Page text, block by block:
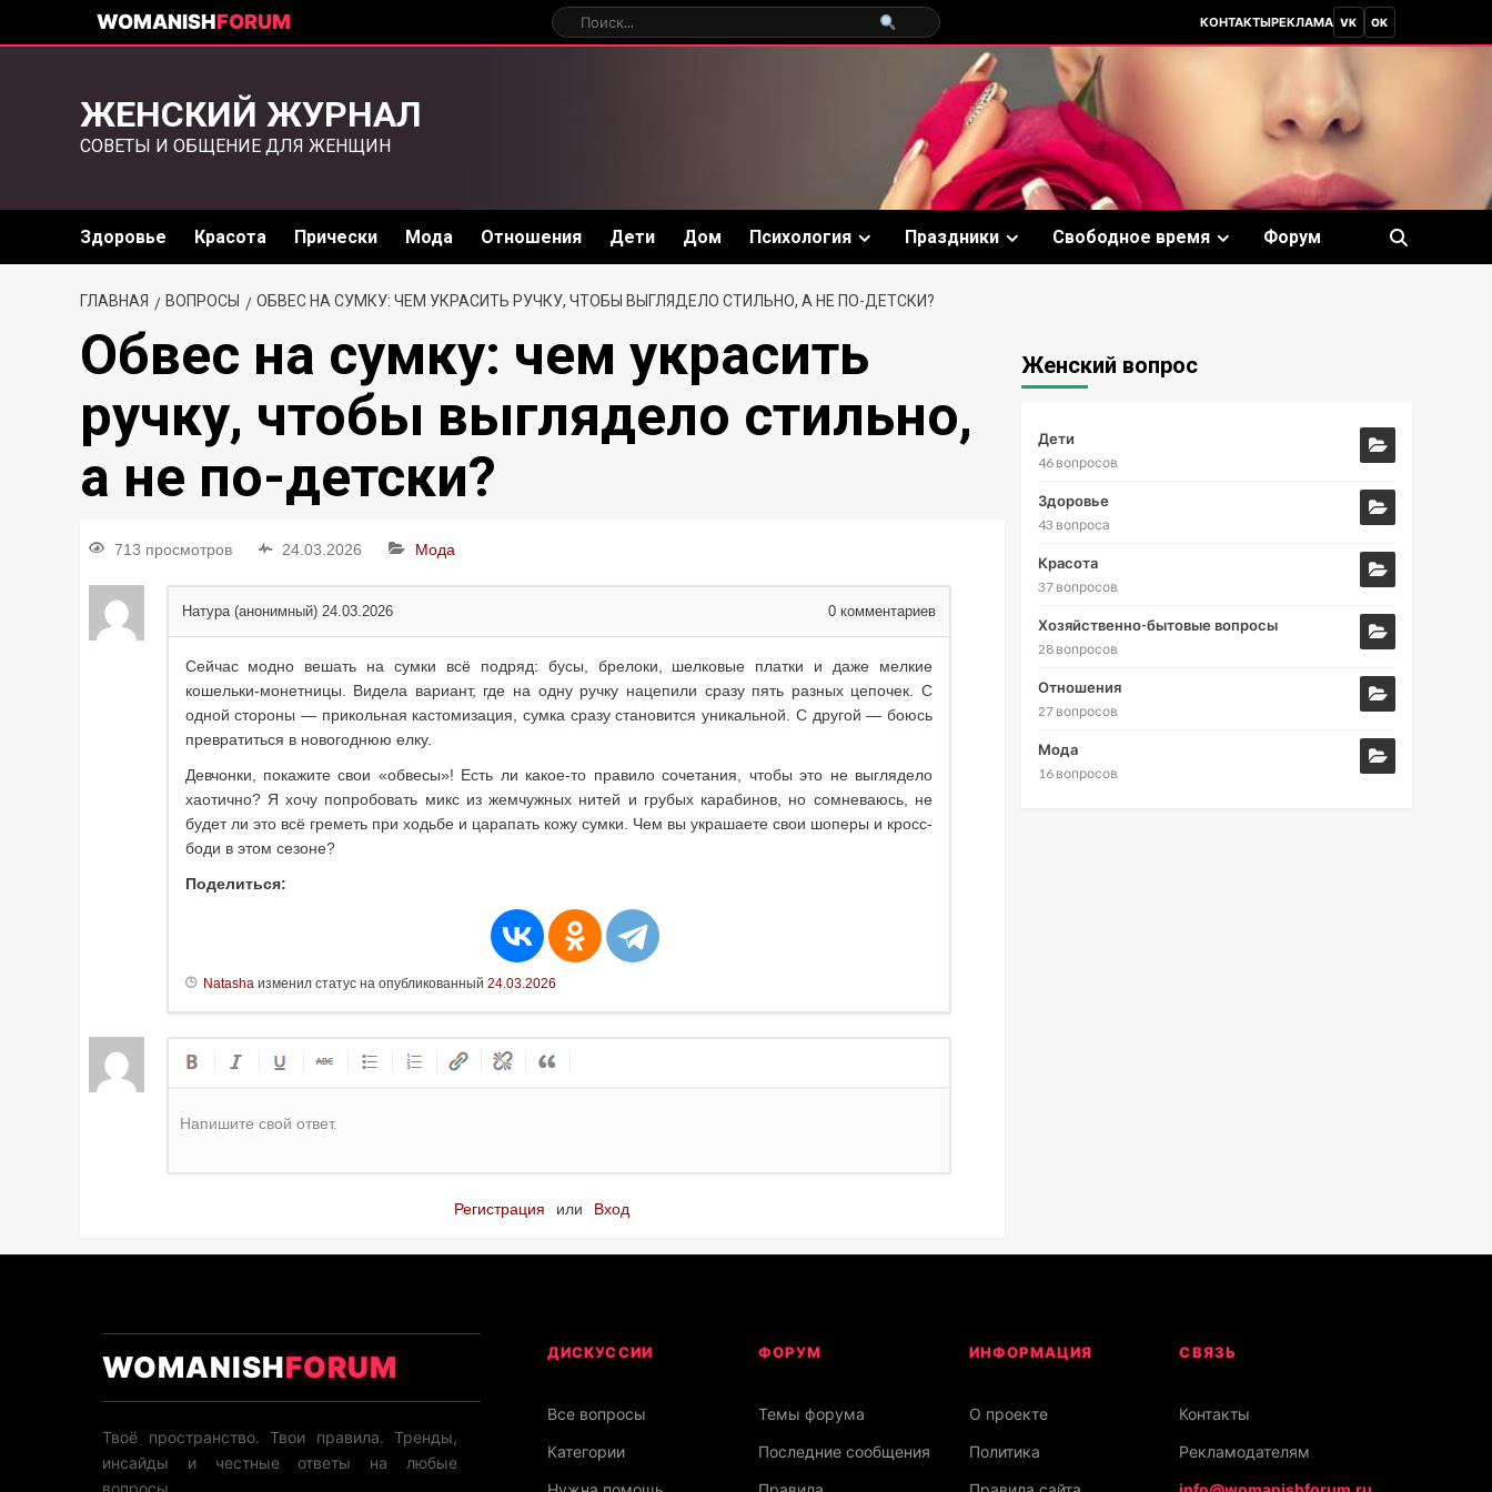
WOMANISHFORUM КОНТАКТЫРЕКЛАМА VK OK
ЖЕНСКИЙ ЖУРНАЛ
СОВЕТЫ И ОБЩЕНИЕ ДЛЯ ЖЕНЩИН
Здоровье Красота Прически Мода Отношения Дети Дом Психология Праздники Свободное время Форум
ГЛАВНАЯ ВОПРОСЫ ОБВЕС НА СУМКУ: ЧЕМ УКРАСИТЬ РУЧКУ, ЧТОБЫ ВЫГЛЯДЕЛО СТИЛЬНО, А НЕ ПО-ДЕТСКИ?
Обвес на сумку: чем украсить
ручку, чтобы выглядело стильно,
а не по-детски?
713 просмотров 24.03.2026 Мода
Натура (анонимный) 24.03.2026 0 комментариев
Сейчас модно вешать на сумки всё подряд: бусы, брелоки, шелковые платки и даже мелкие
кошельки-монетницы. Видела вариант, где на одну ручку нацепили сразу пять разных цепочек. С
одной стороны — прикольная кастомизация, сумка сразу становится уникальной. С другой — боюсь
превратиться в новогоднюю елку.
Девчонки, покажите свои «обвесы»! Есть ли какое-то правило сочетания, чтобы это не выглядело
хаотично? Я хочу попробовать микс из жемчужных нитей и грубых карабинов, но сомневаюсь, не
будет ли это всё греметь при ходьбе и царапать кожу сумки. Чем вы украшаете свои шоперы и кросс-
боди в этом сезоне?
Поделиться:
Natasha изменил статус на опубликованный 24.03.2026
Напишите свой ответ.
Регистрация или Вход
Женский вопрос
Дети
46 вопросов
Здоровье
43 вопроса
Красота
37 вопросов
Хозяйственно-бытовые вопросы
28 вопросов
Отношения
27 вопросов
Мода
16 вопросов
WOMANISHFORUM
Твоё пространство. Твои правила. Тренды,
инсайды и честные ответы на любые
вопросы.
ДИСКУССИИ
Все вопросы
Категории
ФОРУМ
Темы форума
Последние сообщения
ИНФОРМАЦИЯ
О проекте
Политика
СВЯЗЬ
Контакты
Рекламодателям